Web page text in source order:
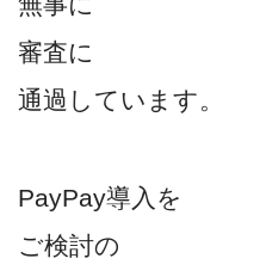
審査に
通過しています。
PayPay導入を
ご検討の